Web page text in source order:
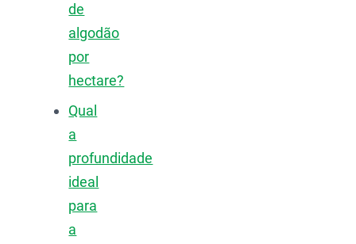
de
algodão
por
hectare?
Qual
a
profundidade
ideal
para
a